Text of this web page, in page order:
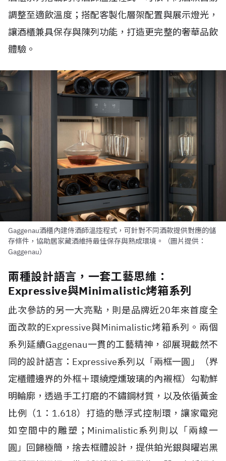
調整至適飲溫度；搭配客製化層架配置與展示燈光，
讓酒櫃兼具保存與陳列功能，打造更完整的奢華品飲
體驗。
Gaggenau酒櫃內建侍酒師溫控程式，可針對不同酒款提供對應的儲
存條件，協助居家藏酒維持最佳保存與熟成環境。（圖片提供：
Gaggenau）
兩種設計語言，一套工藝思維：
Expressive與Minimalistic烤箱系列
此次參訪的另一大亮點，則是品牌近20年來首度全
面改款的Expressive與Minimalistic烤箱系列。兩個
系列延續Gaggenau一貫的工藝精神，卻展現截然不
同的設計語言：Expressive系列以「兩框一圓」（界
定櫃體邊界的外框＋環繞煙燻玻璃的內襯框）勾勒鮮
明輪廓，透過手工打磨的不鏽鋼材質，以及依循黃金
比例（1：1.618）打造的懸浮式控制環，讓家電宛
如空間中的雕塑；Minimalistic系列則以「兩線一
圓」回歸極簡，捨去框體設計，提供鉑光銀與曜岩黑